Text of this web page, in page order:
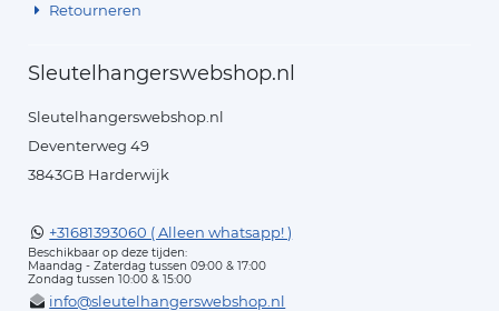
Retourneren
Sleutelhangerswebshop.nl
Sleutelhangerswebshop.nl
Deventerweg 49
3843GB Harderwijk
+31681393060 ( Alleen whatsapp! )
Beschikbaar op deze tijden:
Maandag - Zaterdag tussen 09:00 & 17:00
Zondag tussen 10:00 & 15:00
info@sleutelhangerswebshop.nl